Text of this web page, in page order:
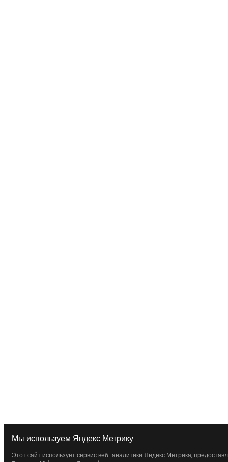
Мы используем Яндекс Метрику
Этот сайт использует сервис веб-аналитики Яндекс Метрика,